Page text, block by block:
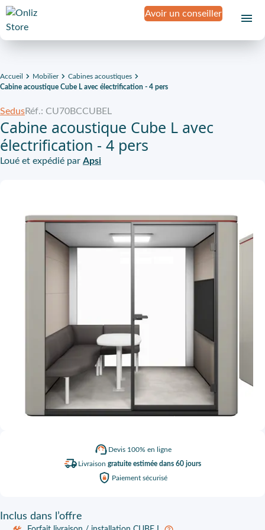
Avoir un conseiller
Accueil Mobilier
Cabines acoustiques
Cabine acoustique Cube L avec électrification - 4 pers
Devis 100% en ligne
Livraison gratuite estimée dans 60 jours
Paiement sécurisé
SedusRéf.: CU70BCCUBEL
Cabine acoustique Cube L avec
électrification - 4 pers
Loué et expédié par Apsi
Inclus dans l’offre